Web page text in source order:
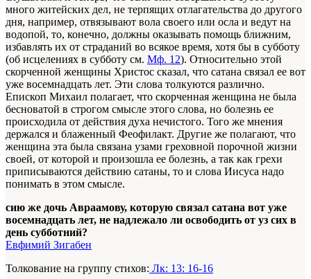
много житейских дел, не терпящих отлагательства до другого
дня, например, отвязывают вола своего или осла и ведут на
водопой, то, конечно, должны оказывать помощь ближним,
избавлять их от страданий во всякое время, хотя бы в субботу
(об исцелениях в субботу см. Мф. 12). Относительно этой
скорченной женщины Христос сказал, что сатана связал ее вот
уже восемнадцать лет. Эти слова толкуются различно.
Епископ Михаил полагает, что скорченная женщина не была
бесноватой в строгом смысле этого слова, но болезнь ее
происходила от действия духа нечистого. Того же мнения
держался и блаженный Феофилакт. Другие же полагают, что
женщина эта была связана узами греховной порочной жизни
своей, от которой и произошла ее болезнь, а так как грехи
приписываются действию сатаны, то и слова Иисуса надо
понимать в этом смысле.
сию же дочь Авраамову, которую связал сатана вот уже
восемнадцать лет, не надлежало ли освободить от уз сих в
день субботний?
Евфимий Зигабен
Толкование на группу стихов: Лк: 13: 16-16